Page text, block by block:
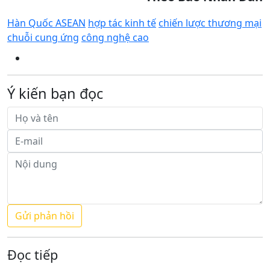
Hàn Quốc ASEAN hợp tác kinh tếchiến lược thương mại
chuỗi cung ứng công nghệ cao
Ý kiến bạn đọc
Đọc tiếp